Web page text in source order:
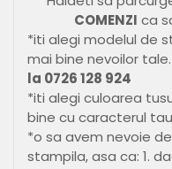
COMENZI ca
*iti alegi modelul de
mai bine nevoilor
la 0726 128 924
*iti alegi culoarea
bine cu caracterul
*o sa avem nevoie
stampila, asa ca: 1.